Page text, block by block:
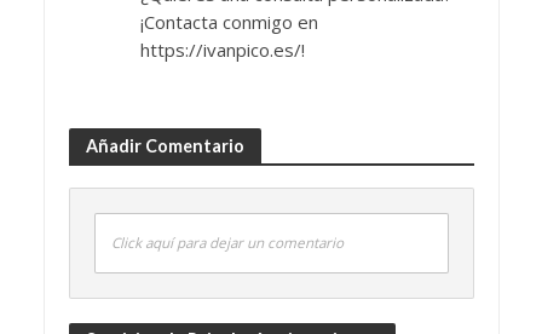
¡Contacta conmigo en
https://ivanpico.es/!
Añadir Comentario
Click aquí para dejar un comentario